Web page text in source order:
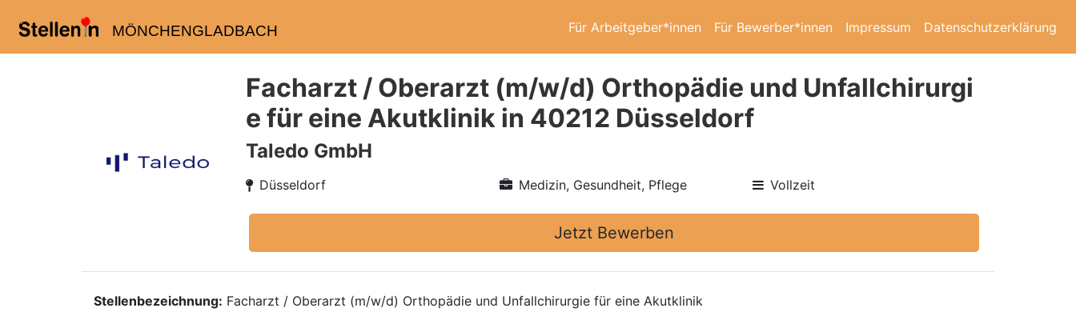
MÖNCHENGLADBACH Für Arbeitgeber*innen Für Bewerber*innen Impressum Datenschutzerklärung
Facharzt / Oberarzt (m/w/d) Orthopädie und Unfallchirurgi
e für eine Akutklinik in 40212 Düsseldorf
Taledo GmbH
Düsseldorf Medizin, Gesundheit, Pflege Vollzeit
Jetzt Bewerben
Stellenbezeichnung: Facharzt / Oberarzt (m/w/d) Orthopädie und Unfallchirurgie für eine Akutklinik